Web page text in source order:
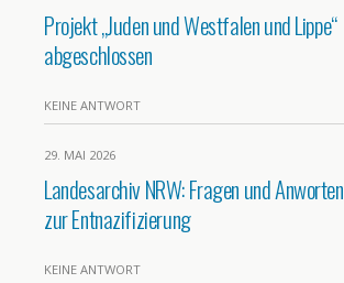
Projekt „Juden und Westfalen und Lippe“
abgeschlossen
KEINE ANTWORT
29. MAI 2026
Landesarchiv NRW: Fragen und Anworten
zur Entnazifizierung
KEINE ANTWORT